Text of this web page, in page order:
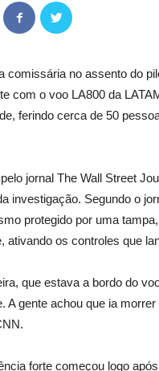
comissária no assento do
com o voo LA800 da
ferindo cerca de 50
jornal The Wall Street
investigação. Segundo o
protegido por uma
ativando os controles que
que estava a bordo do
A gente achou que ia
forte começou logo